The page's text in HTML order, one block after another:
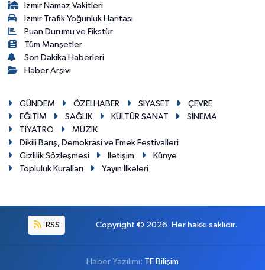
İzmir Namaz Vakitleri
İzmir Trafik Yoğunluk Haritası
Puan Durumu ve Fikstür
Tüm Manşetler
Son Dakika Haberleri
Haber Arşivi
GÜNDEM ÖZELHABER SİYASET
ÇEVRE
EĞİTİM
SAĞLIK KÜLTÜR SANAT
SİNEMA
TİYATRO
MÜZİK
Dikili Barış, Demokrasi ve Emek Festivalleri
Gizlilik Sözleşmesi
İletişim
Künye
Topluluk Kuralları
Yayın İlkeleri
RSS Copyright © 2026. Her hakkı saklıdır.
Haber Yazılımı: TE Bilişim